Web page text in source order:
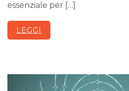
essenziale per […]
LEGGI